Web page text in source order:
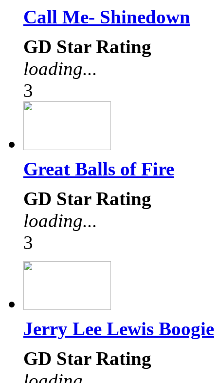
Call Me- Shinedown
GD Star Rating
loading...
3
Great Balls of Fire
GD Star Rating
loading...
3
Jerry Lee Lewis Boogie
GD Star Rating